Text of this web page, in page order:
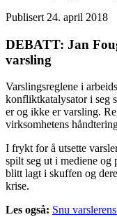
Publisert 24. april 2018
DEBATT: Jan
varsling
Varslingsreglene i
konfliktkatalysator i seg
er og ikke er varsling.
virksomhetens
I frykt for å utsette
spilt seg ut i mediene
blitt lagt i skuffen og
krise.
Les også: Snu